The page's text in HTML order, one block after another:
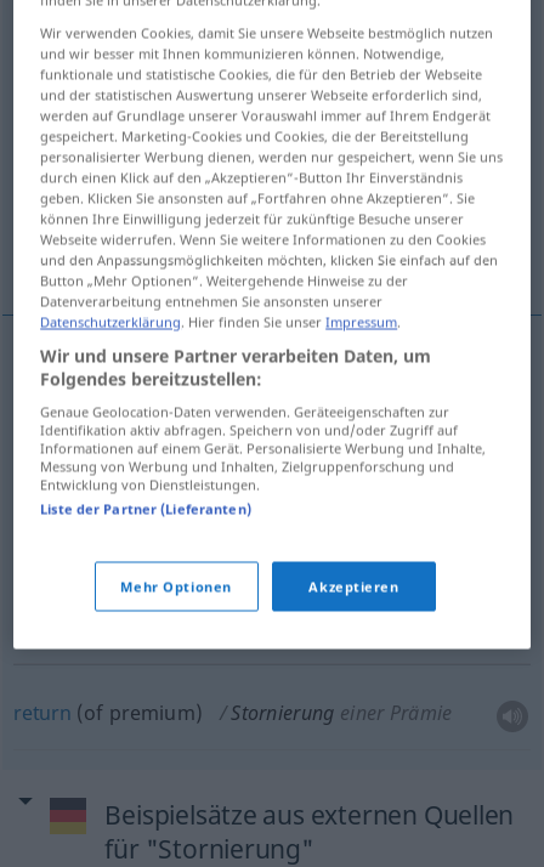
Übersicht aller Übersetzungen
(Für mehr Details die Übersetzung anklicken/antippen)
reversal, contraentry
cancelation, cancellation
return of premium
reversal Stornierungeiner Buchung
contraentry Stornierungeiner Buchung
einer Reise
return (of premium) Stornierung einer Prämie
Beispielsätze aus externen Quellen
für "Stornierung"
Wir verwenden Cookies, damit Sie unsere Webseite bestmöglich nutzen
und wir besser mit Ihnen kommunizieren können. Notwendige,
funktionale und statistische Cookies, die für den Betrieb der Webseite
und der statistischen Auswertung unserer Webseite erforderlich sind,
werden auf Grundlage unserer Vorauswahl immer auf Ihrem Endgerät
gespeichert. Marketing-Cookies und Cookies, die der Bereitstellung
personalisierter Werbung dienen, werden nur gespeichert, wenn Sie uns
durch einen Klick auf den „Akzeptieren“-Button Ihr Einverständnis
geben. Klicken Sie ansonsten auf „Fortfahren ohne Akzeptieren“. Sie
können Ihre Einwilligung jederzeit für zukünftige Besuche unserer
Webseite widerrufen. Wenn Sie weitere Informationen zu den Cookies
und den Anpassungsmöglichkeiten möchten, klicken Sie einfach auf den
Button „Mehr Optionen“. Weitergehende Hinweise zu der
Datenverarbeitung entnehmen Sie ansonsten unserer
Datenschutzerklärung. Hier finden Sie unserImpressum.
Wir und unsere Partner verarbeiten Daten, um
Folgendes bereitzustellen:
Genaue Geolocation-Daten verwenden. Geräteeigenschaften zur
Identifikation aktiv abfragen. Speichern von und/oder Zugriff auf
Informationen auf einem Gerät. Personalisierte Werbung und Inhalte,
Messung von Werbung und Inhalten, Zielgruppenforschung und
Entwicklung von Dienstleistungen.
Liste der Partner (Lieferanten)
Mehr Optionen Akzeptieren